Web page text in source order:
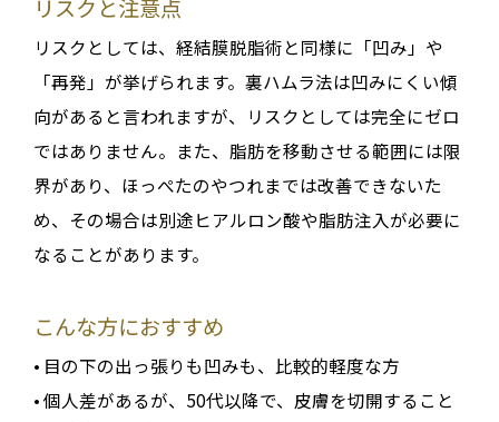
リスクと注意点
リスクとしては、経結膜脱脂術と同様に「凹み」や
「再発」が挙げられます。裏ハムラ法は凹みにくい傾
向があると言われますが、リスクとしては完全にゼロ
ではありません。また、脂肪を移動させる範囲には限
界があり、ほっぺたのやつれまでは改善できないた
め、その場合は別途ヒアルロン酸や脂肪注入が必要に
なることがあります。
こんな方におすすめ
• 目の下の出っ張りも凹みも、比較的軽度な方
• 個人差があるが、50代以降で、皮膚を切開すること